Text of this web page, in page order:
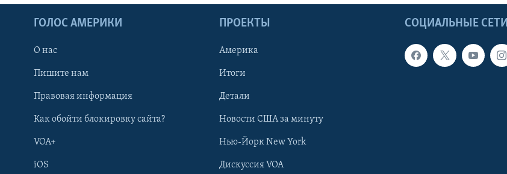
СОЦИАЛЬНЫЕ СЕТИ
ГОЛОС АМЕРИКИ
О нас
Пишите нам
Правовая информация
Как обойти блокировку сайта?
VOA+
iOS
ПРОЕКТЫ
Америка
Итоги
Детали
Новости США за минуту
Нью-Йорк New York
Дискуссия VOA